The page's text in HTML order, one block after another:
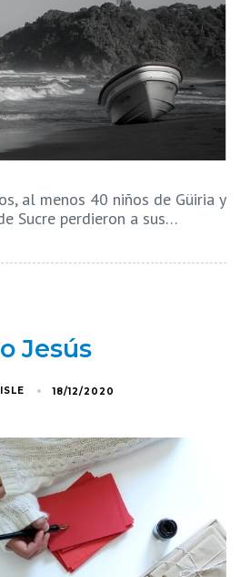
al menos 40 niños de Güiria y
Sucre perdieron a sus…
Jesús
18/12/2020